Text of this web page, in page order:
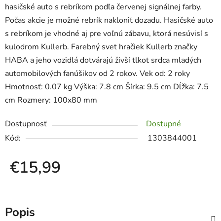
hasičské auto s rebríkom podľa červenej signálnej farby.
Počas akcie je možné rebrík nakloniť dozadu. Hasičské auto
s rebríkom je vhodné aj pre voľnú zábavu, ktorá nesúvisí s
kulodrom Kullerb. Farebný svet hračiek Kullerb značky
HABA a jeho vozidlá dotvárajú živší tlkot srdca mladých
automobilových fanúšikov od 2 rokov. Vek od: 2 roky
Hmotnosť: 0.07 kg Výška: 7.8 cm Šírka: 9.5 cm Dĺžka: 7.5
cm Rozmery: 100x80 mm
Dostupnosť
Dostupné
Kód:
1303844001
€15,99
Popis